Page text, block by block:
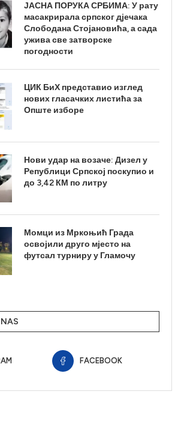
ЈАСНА ПОРУКА СРБИМА: У рату
масакрирала српског дјечака
Слободана Стојановића, а сада
ужива све затворске
погодности
ЦИК БиХ представио изглед
нових гласачких листића за
Опште изборе
Нови удар на возаче: Дизел у
Републици Српској поскупио и
до 3,42 КМ по литру
Момци из Мркоњић Града
освојили друго мјесто на
футсал турниру у Гламочу
FACEBOOK